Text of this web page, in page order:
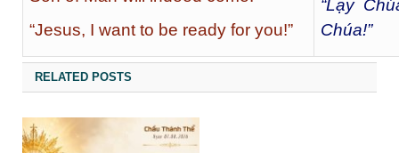
“Jesus, I want to be ready for you!”
“Lạy
Chúa!”
RELATED POSTS